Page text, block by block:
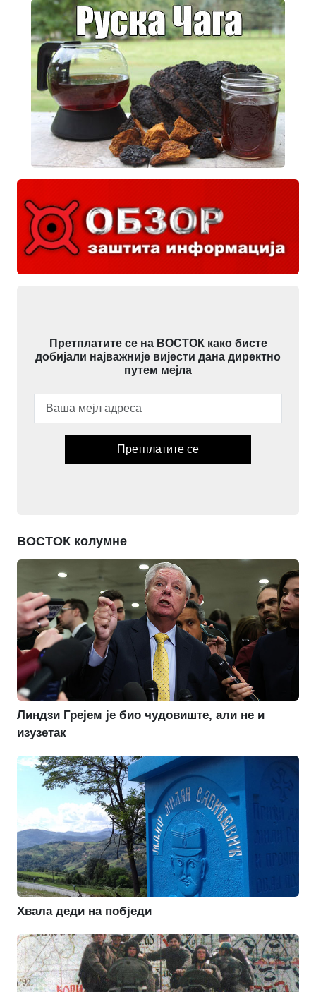
Претплатите се на ВОСТОК како бисте
добијали најважније вијести дана директно
путем мејла
Претплатите се
ВОСТОК колумне
Линдзи Грејем је био чудовиште, али не и
изузетак
Хвала деди на побједи